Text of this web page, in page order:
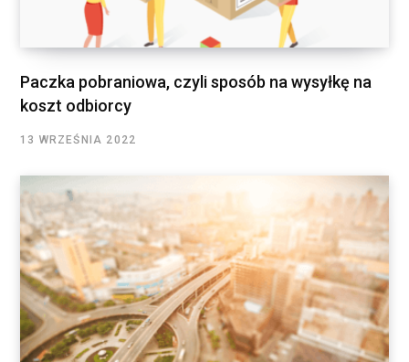
Paczka pobraniowa, czyli sposób na wysyłkę na
koszt odbiorcy
13 WRZEŚNIA 2022